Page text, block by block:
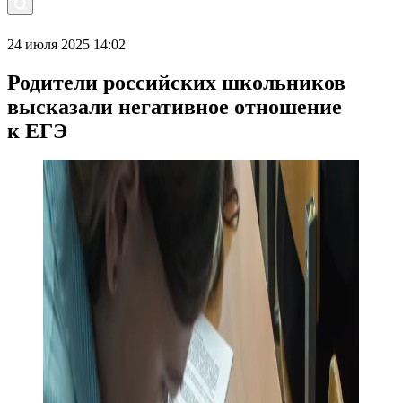
24 июля 2025 14:02
Родители российских школьников
высказали негативное отношение
к ЕГЭ